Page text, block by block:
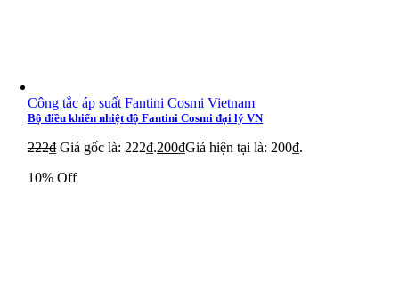
Công tắc áp suất Fantini Cosmi Vietnam
Bộ điều khiển nhiệt độ Fantini Cosmi đại lý VN
222₫ Giá gốc là: 222₫.200₫Giá hiện tại là: 200₫.
10% Off